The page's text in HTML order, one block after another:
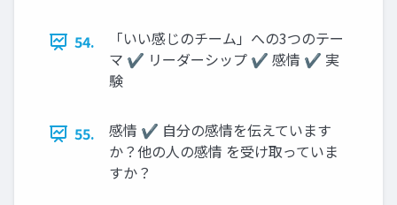
54.
「いい感じのチーム」への3つのテー
マ ✔ リーダーシップ ✔ 感情 ✔ 実
験
55.
感情 ✔ 自分の感情を伝えています
か？他の人の感情 を受け取っていま
すか？